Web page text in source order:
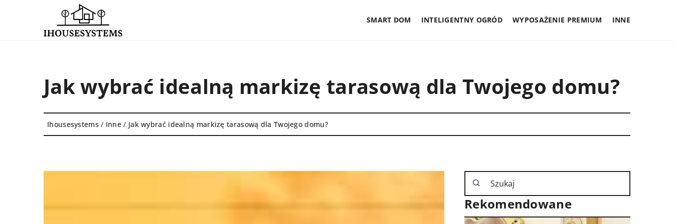
SMART DOM INTELIGENTNY OGRÓD WYPOSAŻENIE PREMIUM INNE
Jak wybrać idealną markizę tarasową dla Twojego domu?
Ihousesystems / Inne / Jak wybrać idealną markizę tarasową dla Twojego domu?
Rekomendowane